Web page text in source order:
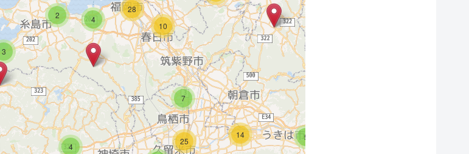
5
2
14
3
4
4
7
10
28
25